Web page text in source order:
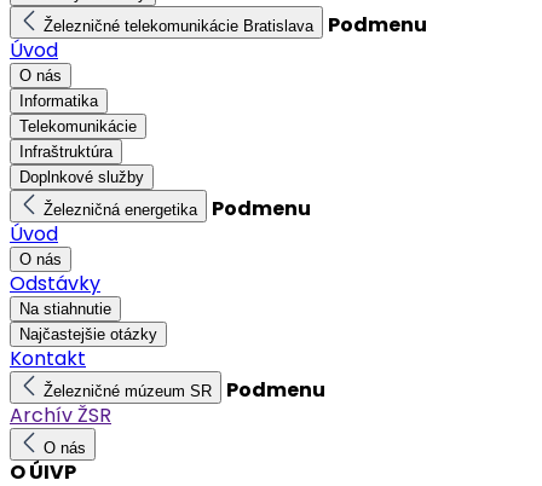
Železničné telekomunikácie Bratislava
Podmenu
Úvod
O nás
Informatika
Telekomunikácie
Infraštruktúra
Doplnkové služby
Železničná energetika
Podmenu
Úvod
O nás
Odstávky
Na stiahnutie
Najčastejšie otázky
Kontakt
Železničné múzeum SR
Podmenu
Archív ŽSR
O nás
O ÚIVP